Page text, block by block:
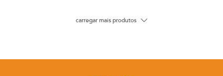
carregar mais produtos